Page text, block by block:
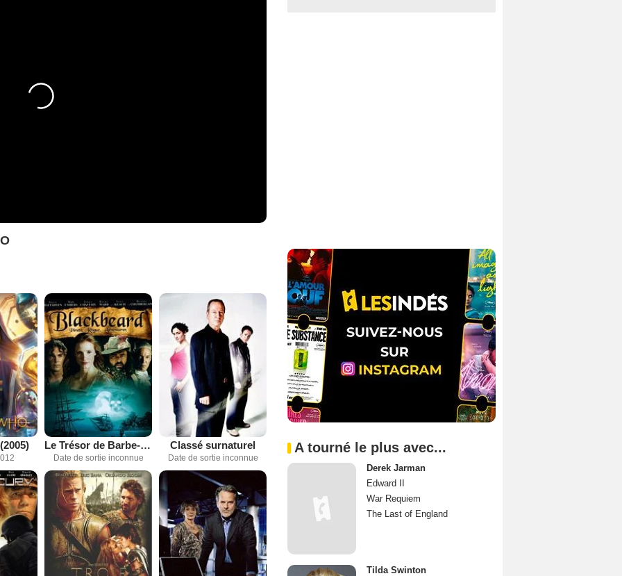
Le Trésor de Barbe-Noire
Date de sortie inconnue
Classé surnaturel
Date de sortie inconnue
A tourné le plus avec...
Derek Jarman
Edward II
War Requiem
The Last of England
Tilda Swinton